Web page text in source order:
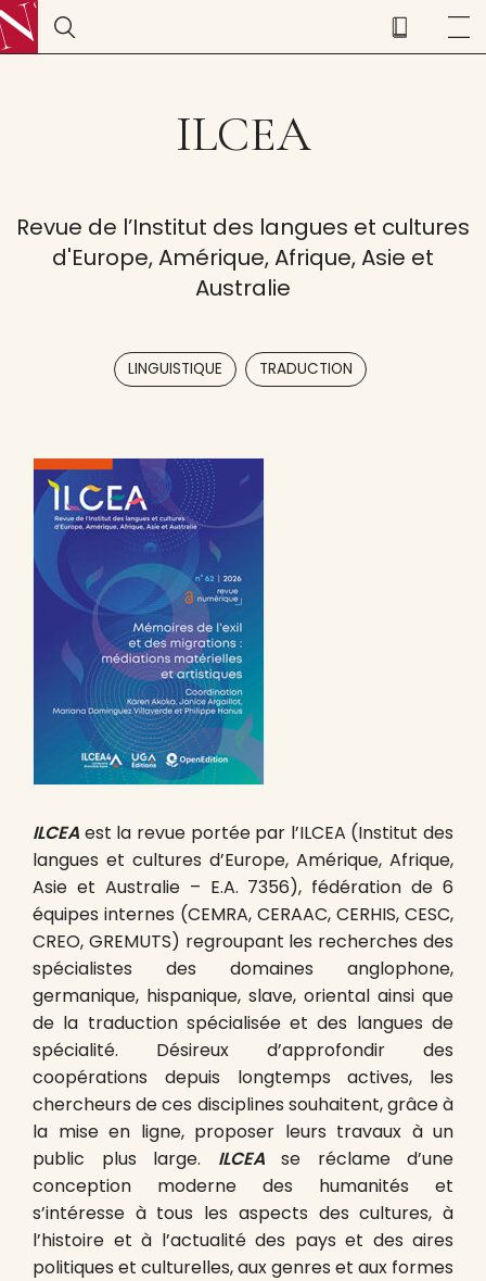
ILCEA
Revue de l’Institut des langues et cultures
d'Europe, Amérique, Afrique, Asie et
Australie
LINGUISTIQUE TRADUCTION
ILCEA est la revue portée par l’ILCEA (Institut des
langues et cultures d’Europe, Amérique, Afrique,
Asie et Australie – E.A. 7356), fédération de 6
équipes internes (CEMRA, CERAAC, CERHIS, CESC,
CREO, GREMUTS) regroupant les recherches des
spécialistes des domaines anglophone,
germanique, hispanique, slave, oriental ainsi que
de la traduction spécialisée et des langues de
spécialité. Désireux d’approfondir des
coopérations depuis longtemps actives, les
chercheurs de ces disciplines souhaitent, grâce à
la mise en ligne, proposer leurs travaux à un
public plus large. ILCEAse réclame d’une
conception moderne des humanités et
s’intéresse à tous les aspects des cultures, à
l’histoire et à l’actualité des pays et des aires
politiques et culturelles, aux genres et aux formes